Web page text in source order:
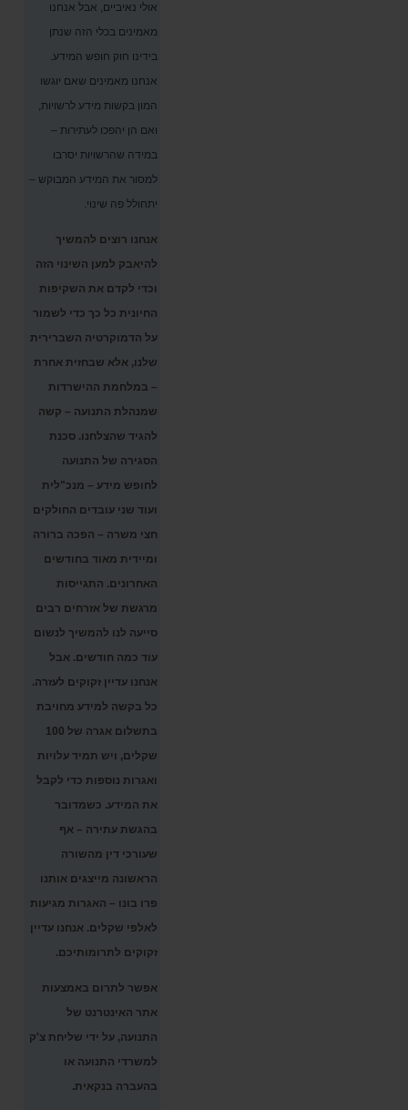
אולי נאיביים, אבל אנחנו
מאמינים בכלי הזה שנתן
בידינו חוק חופש המידע.
אנחנו מאמינים שאם יוגשו
המון בקשות מידע לרשויות,
ואם הן יהפכו לעתירות –
במידה שהרשויות יסרבו
למסור את המידע המבוקש –
יתחולל פה שינוי.
אנחנו רוצים להמשיך
להיאבק למען השינוי הזה
וכדי לקדם את השקיפות
החיונית כל כך כדי לשמור
על הדמוקרטיה השברירית
שלנו, אלא שבחזית אחרת
– במלחמת ההישרדות
שמנהלת התנועה – קשה
להגיד שהצלחנו. סכנת
הסגירה של התנועה
לחופש מידע – מנכ"לית
ועוד שני עובדים החולקים
חצי משרה – הפכה ברורה
ומיידית מאוד בחודשים
האחרונים. התגייסות
מרגשת של אזרחים רבים
סייעה לנו להמשיך לנשום
עוד כמה חודשים. אבל
אנחנו עדיין זקוקים לעזרה.
כל בקשה למידע מחויבת
בתשלום אגרה של 100
שקלים, ויש תמיד עלויות
ואגרות נוספות כדי לקבל
את המידע. כשמדובר
בהגשת עתירה – אף
שעורכי דין מהשורה
הראשונה מייצגים אותנו
פרו בונו – האגרות מגיעות
לאלפי שקלים. אנחנו עדיין
זקוקים לתרומותיכם.
אפשר לתרום באמצעות
אתר האינטרנט של
התנועה, על ידי שליחת צ'ק
למשרדי התנועה או
בהעברה בנקאית.